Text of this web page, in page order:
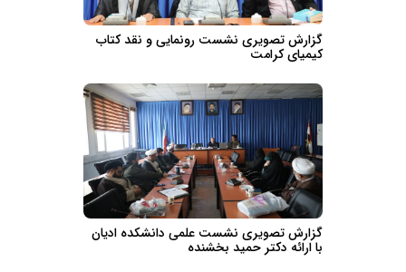
گزارش تصویری نشست رونمایی و نقد کتاب
کیمیای کرامت
گزارش تصویری نشست علمی دانشکده ادیان
با ارائه دکتر حمید بخشنده